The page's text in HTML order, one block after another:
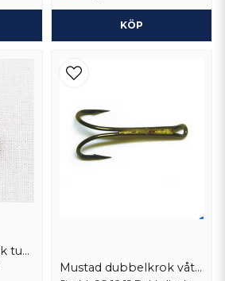
KÖP
Mustad Dubbelkrok tub 80531BLN
Mustad dubbelkrok våtfluga